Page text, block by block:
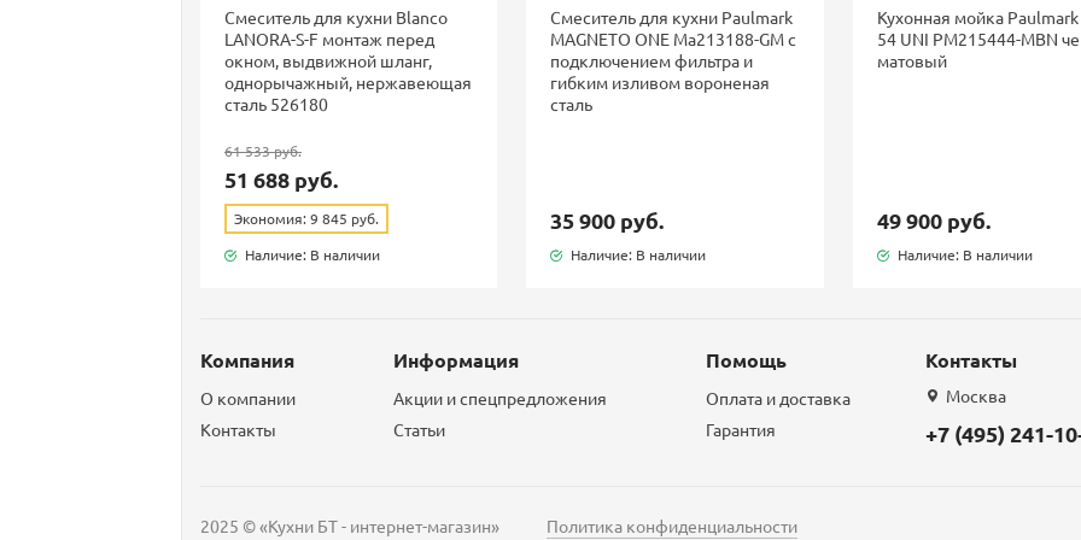
Смеситель для кухни Blanco
LANORA-S-F монтаж перед
окном, выдвижной шланг,
однорычажный, нержавеющая
сталь 526180
61 533 руб.
51 688 руб.
Экономия: 9 845 руб.
Наличие: В наличии
Смеситель для кухни Paulmark
MAGNETO ONE Ma213188-GM с
подключением фильтра и
гибким изливом вороненая
сталь
35 900 руб.
Наличие: В наличии
Кухонная мойка Paulmark
54 UNI PM215444-MBN
матовый
49 900 руб.
Наличие: В наличии
Компания
О компании
Контакты
Информация
Акции и спецпредложения
Статьи
Помощь
Оплата и доставка
Гарантия
Контакты
Москва
+7 (495) 241-
2025 © «Кухни БТ - интернет-магазин» Политика конфиденциальности